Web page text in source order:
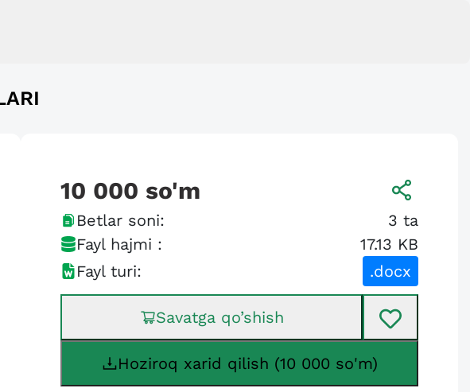
10 000 so'm
Betlar soni: 3 ta
Fayl hajmi :
17.13 KB
Fayl turi:
.docx
Savatga qo’shish
Hoziroq xarid qilish (10 000 so'm)